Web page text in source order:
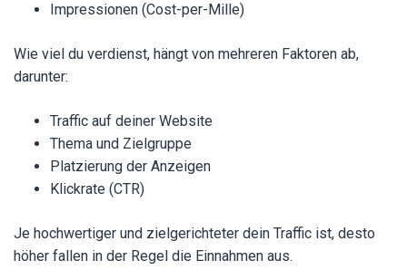
Impressionen (Cost-per-Mille)
Wie viel du verdienst, hängt von mehreren Faktoren ab,
darunter:
Traffic auf deiner Website
Thema und Zielgruppe
Platzierung der Anzeigen
Klickrate (CTR)
Je hochwertiger und zielgerichteter dein Traffic ist, desto
höher fallen in der Regel die Einnahmen aus.